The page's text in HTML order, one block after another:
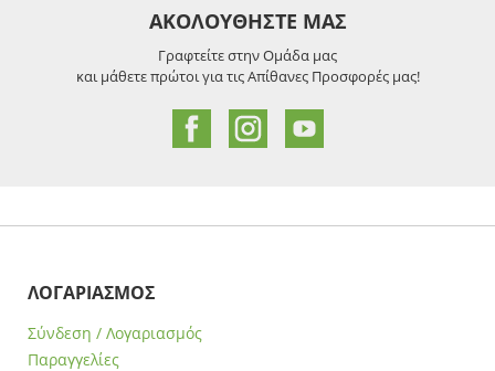
ΑΚΟΛΟΥΘΗΣΤΕ ΜΑΣ
Γραφτείτε στην Ομάδα μας
και μάθετε πρώτοι για τις Απίθανες Προσφορές μας!
ΛΟΓΑΡΙΑΣΜΟΣ
Σύνδεση / Λογαριασμός
Παραγγελίες